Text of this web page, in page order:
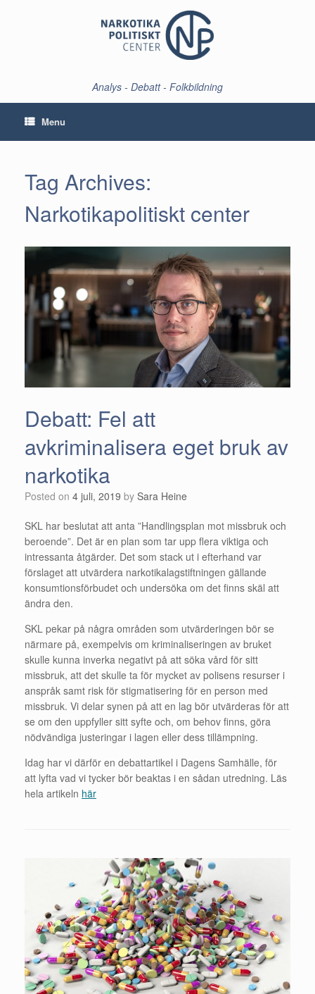
Analys - Debatt - Folkbildning
Menu
Tag Archives:
Narkotikapolitiskt center
Debatt: Fel att
avkriminalisera eget bruk av
narkotika
Posted on 4 juli, 2019 by Sara Heine
SKL har beslutat att anta ”Handlingsplan mot missbruk och
beroende”. Det är en plan som tar upp flera viktiga och
intressanta åtgärder. Det som stack ut i efterhand var
förslaget att utvärdera narkotikalagstiftningen gällande
konsumtionsförbudet och undersöka om det finns skäl att
ändra den.
SKL pekar på några områden som utvärderingen bör se
närmare på, exempelvis om kriminaliseringen av bruket
skulle kunna inverka negativt på att söka vård för sitt
missbruk, att det skulle ta för mycket av polisens resurser i
anspråk samt risk för stigmatisering för en person med
missbruk. Vi delar synen på att en lag bör utvärderas för att
se om den uppfyller sitt syfte och, om behov finns, göra
nödvändiga justeringar i lagen eller dess tillämpning.
Idag har vi därför en debattartikel i Dagens Samhälle, för
att lyfta vad vi tycker bör beaktas i en sådan utredning. Läs
hela artikeln här